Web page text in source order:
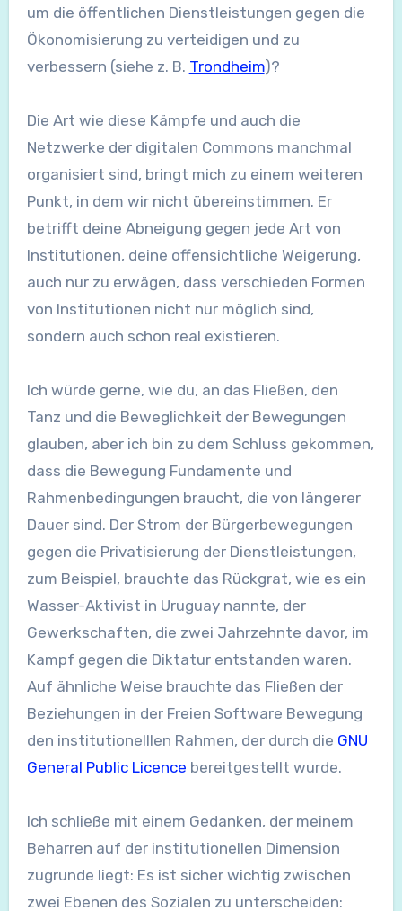
um die öffentlichen Dienstleistungen gegen die
Ökonomisierung zu verteidigen und zu
verbessern (siehe z. B. Trondheim)?
Die Art wie diese Kämpfe und auch die
Netzwerke der digitalen Commons manchmal
organisiert sind, bringt mich zu einem weiteren
Punkt, in dem wir nicht übereinstimmen. Er
betrifft deine Abneigung gegen jede Art von
Institutionen, deine offensichtliche Weigerung,
auch nur zu erwägen, dass verschieden Formen
von Institutionen nicht nur möglich sind,
sondern auch schon real existieren.
Ich würde gerne, wie du, an das Fließen, den
Tanz und die Beweglichkeit der Bewegungen
glauben, aber ich bin zu dem Schluss gekommen,
dass die Bewegung Fundamente und
Rahmenbedingungen braucht, die von längerer
Dauer sind. Der Strom der Bürgerbewegungen
gegen die Privatisierung der Dienstleistungen,
zum Beispiel, brauchte das Rückgrat, wie es ein
Wasser-Aktivist in Uruguay nannte, der
Gewerkschaften, die zwei Jahrzehnte davor, im
Kampf gegen die Diktatur entstanden waren.
Auf ähnliche Weise brauchte das Fließen der
Beziehungen in der Freien Software Bewegung
den institutionelllen Rahmen, der durch die GNU
General Public Licence bereitgestellt wurde.
Ich schließe mit einem Gedanken, der meinem
Beharren auf der institutionellen Dimension
zugrunde liegt: Es ist sicher wichtig zwischen
zwei Ebenen des Sozialen zu unterscheiden: